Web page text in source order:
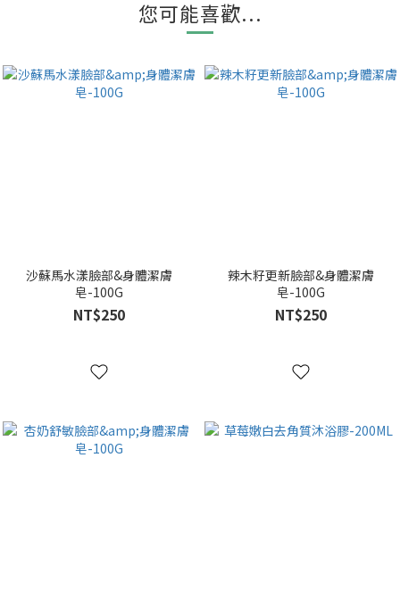
您可能喜歡...
沙蘇馬水漾臉部&身體潔膚
皂-100G
NT$250
辣木籽更新臉部&身體潔膚
皂-100G
NT$250